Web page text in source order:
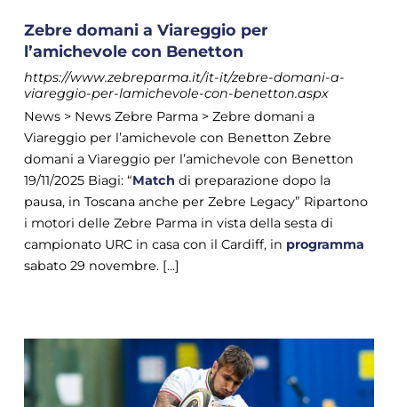
Zebre domani a Viareggio per
l’amichevole con Benetton
https://www.zebreparma.it/it-it/zebre-domani-a-
viareggio-per-lamichevole-con-benetton.aspx
News > News Zebre Parma > Zebre domani a
Viareggio per l’amichevole con Benetton Zebre
domani a Viareggio per l’amichevole con Benetton
19/11/2025 Biagi: “Match di preparazione dopo la
pausa, in Toscana anche per Zebre Legacy” Ripartono
i motori delle Zebre Parma in vista della sesta di
campionato URC in casa con il Cardiff, in programma
sabato 29 novembre. [...]